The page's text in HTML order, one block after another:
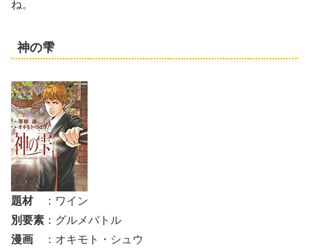
ね。
神の雫
題材
：ワイン
別要素 ：グルメバトル
漫画
：オキモト・シュウ